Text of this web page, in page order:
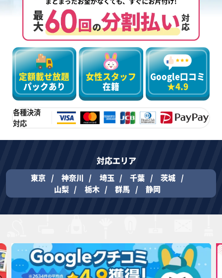
定額載せ放題
パックあり
女性スタッフ
在籍
Google口コミ
★4.9
各種決済
対応
対応エリア
東京 神奈川 埼玉 千葉
茨城
山梨
栃木 群馬 静岡